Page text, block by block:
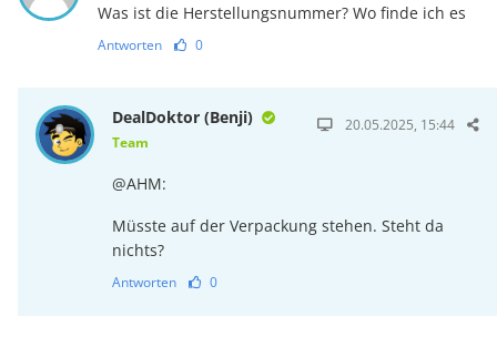
Was ist die Herstellungsnummer? Wo finde ich es
Antworten 0
DealDoktor (Benji)
Team
20.05.2025, 15:44
@AHM:
Müsste auf der Verpackung stehen. Steht da
nichts?
Antworten 0